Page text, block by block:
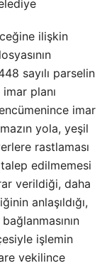
ilişkin
sayılı parselin
planı
imar
yola, yeşil
rastlaması
edilmemesi
verildiği, daha
anlaşıldığı,
işlemin
vekilince